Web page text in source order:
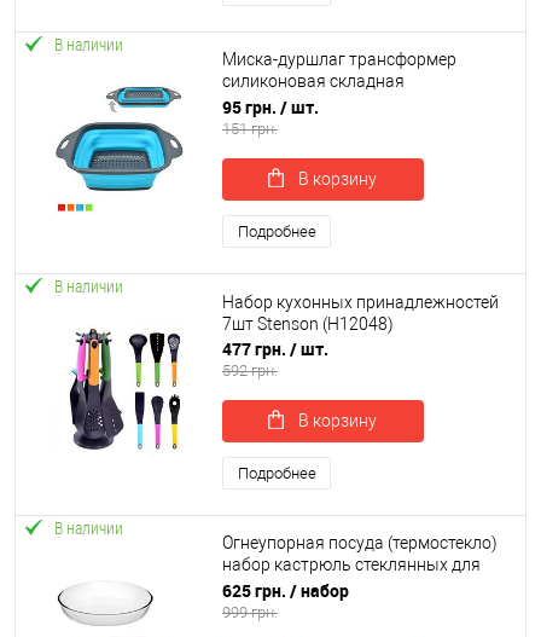
В наличии
Миска-дуршлаг трансформер
силиконовая складная
29*21.5*8.5см Stenson (MH-3825M)
95 грн. / шт.
151 грн.
В корзину
Подробнее
В наличии
Набор кухонных принадлежностей
7шт Stenson (H12048)
477 грн. / шт.
592 грн.
В корзину
Подробнее
В наличии
Огнеупорная посуда (термостекло)
набор кастрюль стеклянных для
запекания 2шт Stenson Firex
(236718)
625 грн. / набор
999 грн.